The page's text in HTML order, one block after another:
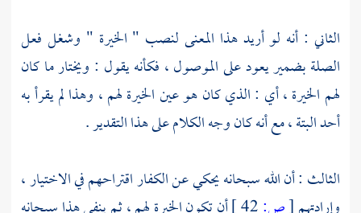
الثاني : أنه لو أريد هذا المعنى لنصب " الخيرة " وشغل فعل
الصلة بضمير يعود على الموصول ، فكأنه يقول : ويختار ما كان
لهم الخيرة ، أي : الذي كان هو عين الخيرة لهم ، وهذا لم يقرأ به
أحد البتة ، مع أنه كان وجه الكلام على هذا التقدير .
الثالث : أن الله سبحانه يحكي عن الكفار اقتراحهم في الاختيار ،